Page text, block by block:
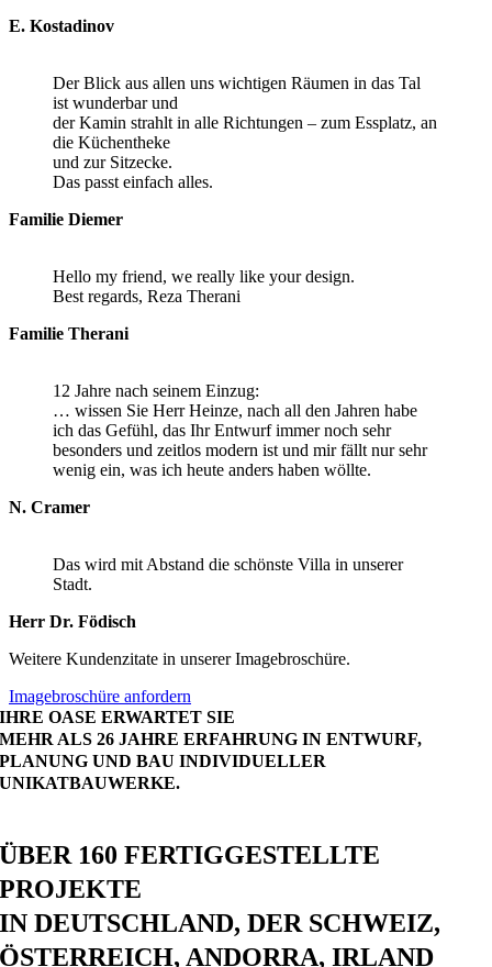
E. Kostadinov
Der Blick aus allen uns wichtigen Räumen in das Tal
ist wunderbar und
der Kamin strahlt in alle Richtungen – zum Essplatz, an
die Küchentheke
und zur Sitzecke.
Das passt einfach alles.
Familie Diemer
Hello my friend, we really like your design.
Best regards, Reza Therani
Familie Therani
12 Jahre nach seinem Einzug:
… wissen Sie Herr Heinze, nach all den Jahren habe
ich das Gefühl, das Ihr Entwurf immer noch sehr
besonders und zeitlos modern ist und mir fällt nur sehr
wenig ein, was ich heute anders haben wöllte.
N. Cramer
Das wird mit Abstand die schönste Villa in unserer
Stadt.
Herr Dr. Födisch
Weitere Kundenzitate in unserer Imagebroschüre.
Imagebroschüre anfordern
IHRE OASE ERWARTET SIE
MEHR ALS 26 JAHRE ERFAHRUNG IN ENTWURF,
PLANUNG UND BAU INDIVIDUELLER
UNIKATBAUWERKE.
ÜBER 160 FERTIGGESTELLTE
PROJEKTE
IN DEUTSCHLAND, DER SCHWEIZ,
ÖSTERREICH, ANDORRA, IRLAND